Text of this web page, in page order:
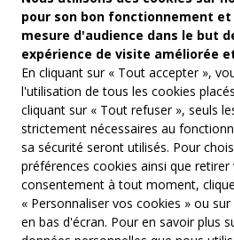
Musique et
Qui sommes-
Groupe
C’moi le chef
Actualités
Contactez
Mentions
pour son bon fonctionnement et
mesure d'audience dans le but
expérience de visite améliorée
En cliquant sur « Tout accepter »,
l'utilisation de tous les cookies
cliquant sur « Tout refuser », seuls
strictement nécessaires au
sa sécurité seront utilisés. Pour
préférences cookies ainsi que retirer
consentement à tout moment,
« Personnaliser vos cookies » ou
en bas d'écran. Pour en savoir plus